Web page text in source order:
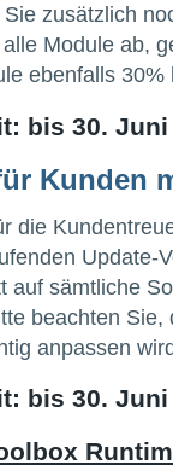
zusätzlich
Module ab,
ebenfalls 30%
bis 30. Juni
Kunden
die
Update-
auf sämtliche
beachten
anpassen
bis 30. Juni